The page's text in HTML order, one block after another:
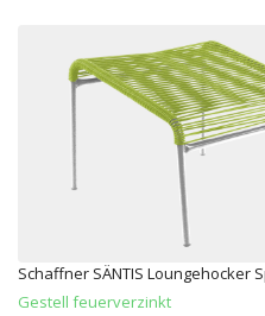
Schaffner SÄNTIS Loungehocker
Gestell feuerverzinkt